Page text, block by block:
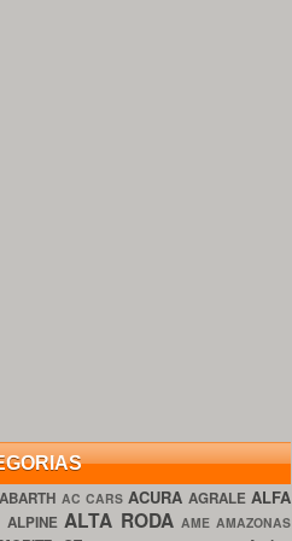
ABARTH AC CARS ACURA AGRALE ALFA
ALPINEALTA RODA AME AMAZONAS